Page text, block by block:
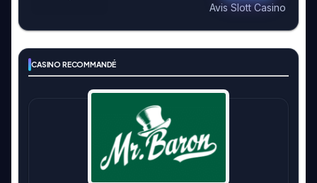
Avis Slott Casino
CASINO RECOMMANDÉ